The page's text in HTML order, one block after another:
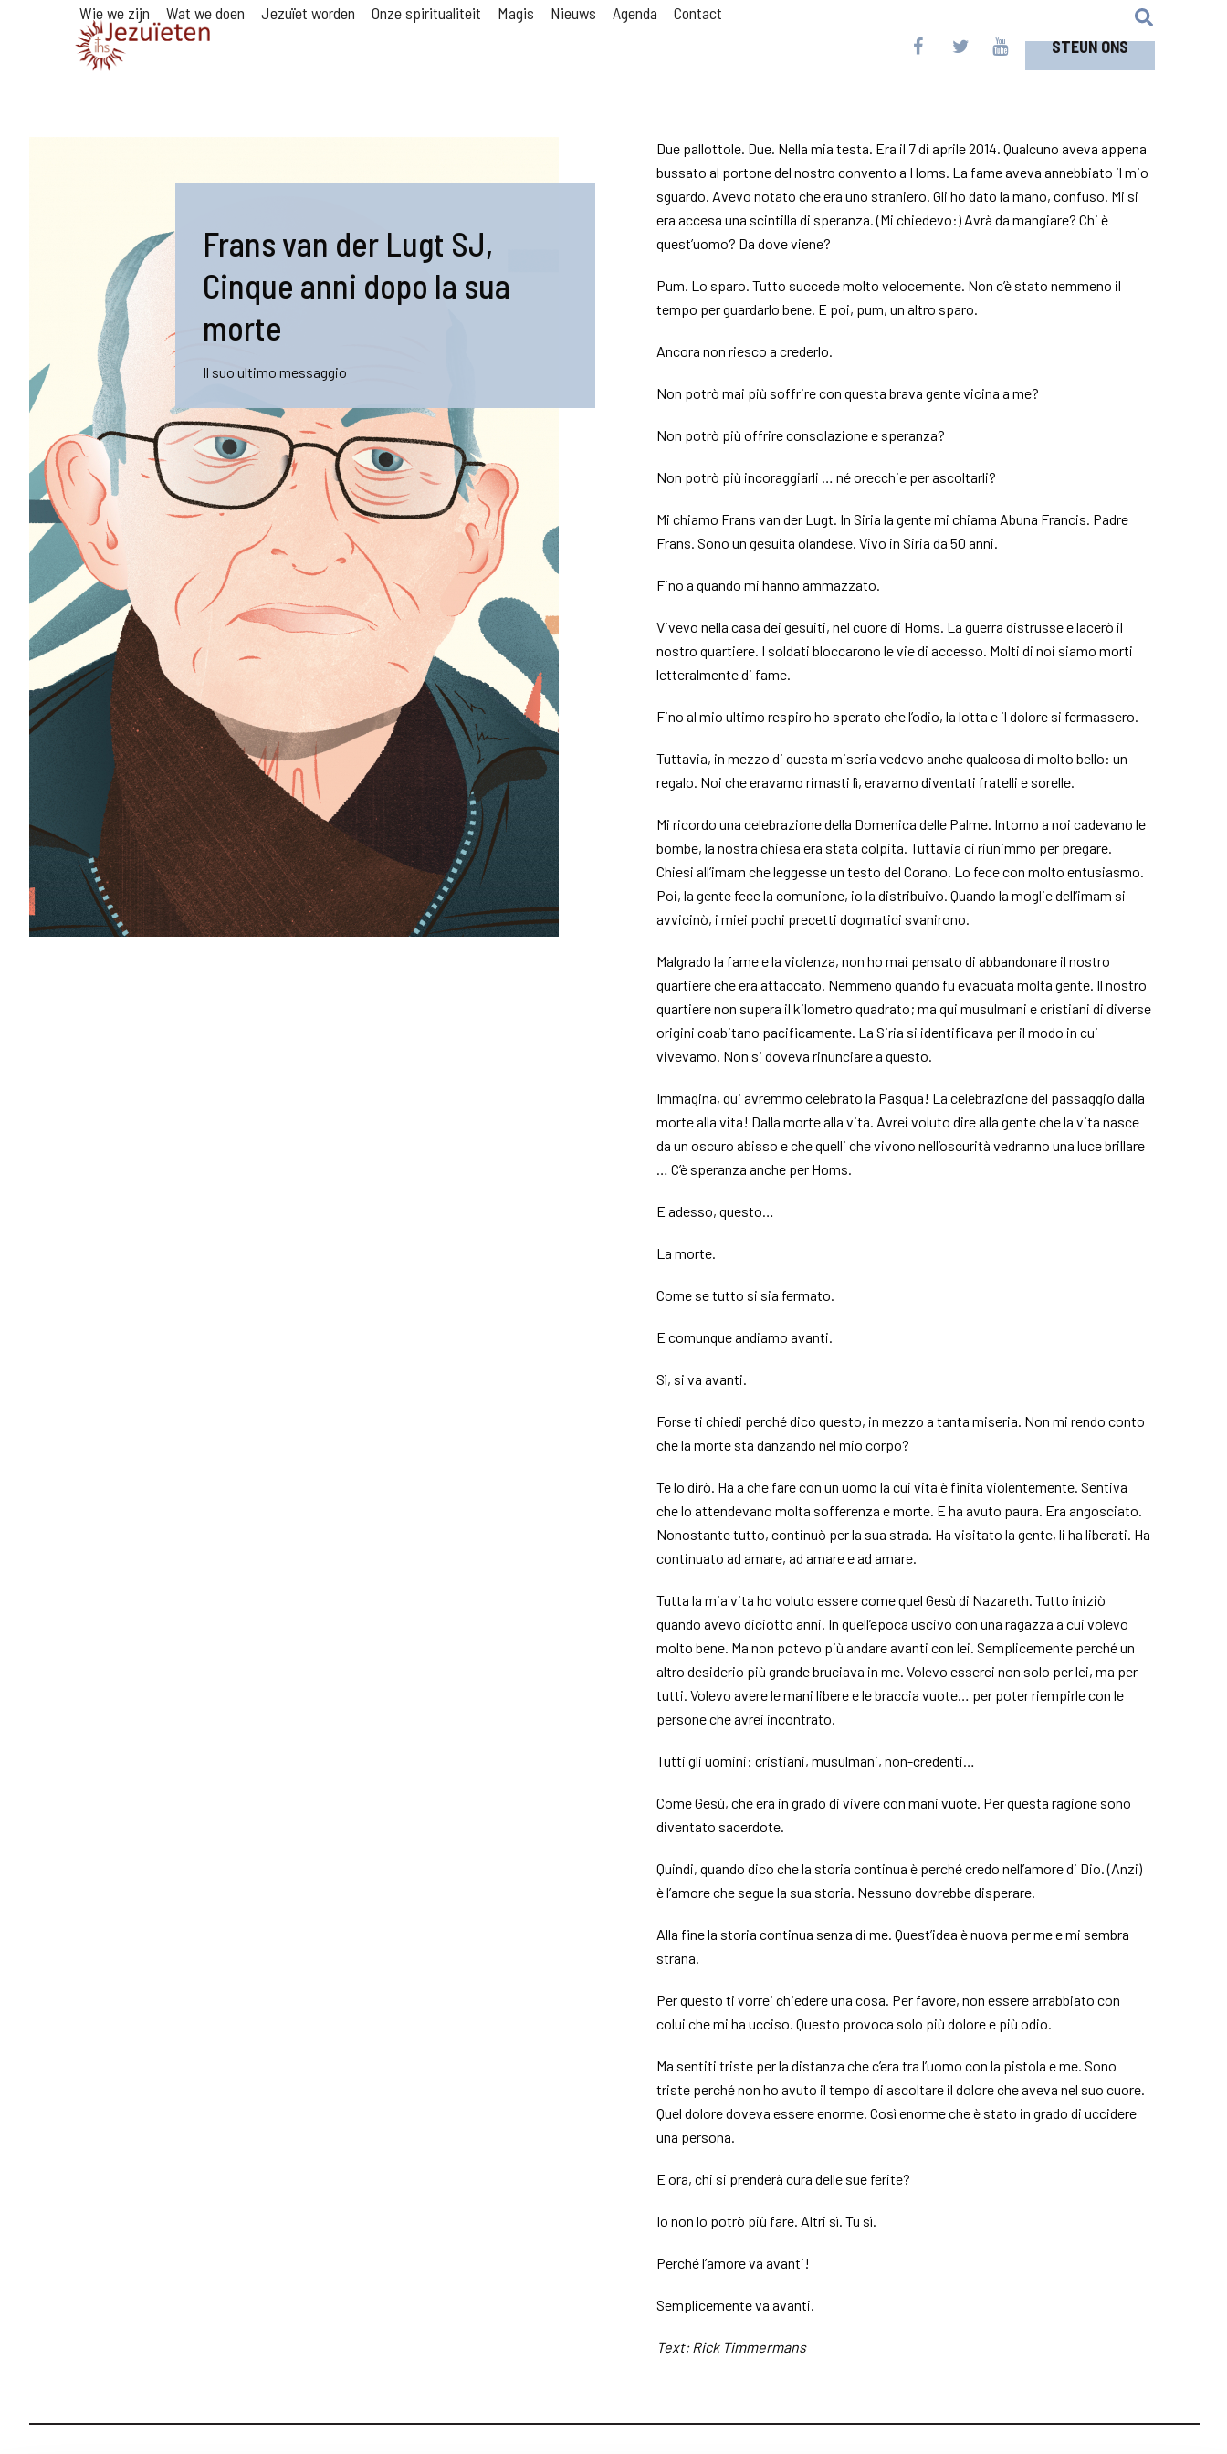
STEUN ONS
Wie we zijn Wat we doen Jezuïet worden Onze spiritualiteit Magis Nieuws Agenda Contact
Frans van der Lugt SJ,
Cinque anni dopo la sua
morte
Il suo ultimo messaggio
Due pallottole. Due. Nella mia testa. Era il 7 di aprile 2014. Qualcuno aveva appena
bussato al portone del nostro convento a Homs. La fame aveva annebbiato il mio
sguardo. Avevo notato che era uno straniero. Gli ho dato la mano, confuso. Mi si
era accesa una scintilla di speranza. (Mi chiedevo:) Avrà da mangiare? Chi è
quest’uomo? Da dove viene?
Pum. Lo sparo. Tutto succede molto velocemente. Non c’è stato nemmeno il
tempo per guardarlo bene. E poi, pum, un altro sparo.
Ancora non riesco a crederlo.
Non potrò mai più soffrire con questa brava gente vicina a me?
Non potrò più offrire consolazione e speranza?
Non potrò più incoraggiarli … né orecchie per ascoltarli?
Mi chiamo Frans van der Lugt. In Siria la gente mi chiama Abuna Francis. Padre
Frans. Sono un gesuita olandese. Vivo in Siria da 50 anni.
Fino a quando mi hanno ammazzato.
Vivevo nella casa dei gesuiti, nel cuore di Homs. La guerra distrusse e lacerò il
nostro quartiere. I soldati bloccarono le vie di accesso. Molti di noi siamo morti
letteralmente di fame.
Fino al mio ultimo respiro ho sperato che l’odio, la lotta e il dolore si fermassero.
Tuttavia, in mezzo di questa miseria vedevo anche qualcosa di molto bello: un
regalo. Noi che eravamo rimasti lì, eravamo diventati fratelli e sorelle.
Mi ricordo una celebrazione della Domenica delle Palme. Intorno a noi cadevano le
bombe, la nostra chiesa era stata colpita. Tuttavia ci riunimmo per pregare.
Chiesi all’imam che leggesse un testo del Corano. Lo fece con molto entusiasmo.
Poi, la gente fece la comunione, io la distribuivo. Quando la moglie dell’imam si
avvicinò, i miei pochi precetti dogmatici svanirono.
Malgrado la fame e la violenza, non ho mai pensato di abbandonare il nostro
quartiere che era attaccato. Nemmeno quando fu evacuata molta gente. Il nostro
quartiere non supera il kilometro quadrato; ma qui musulmani e cristiani di diverse
origini coabitano pacificamente. La Siria si identificava per il modo in cui
vivevamo. Non si doveva rinunciare a questo.
Immagina, qui avremmo celebrato la Pasqua! La celebrazione del passaggio dalla
morte alla vita! Dalla morte alla vita. Avrei voluto dire alla gente che la vita nasce
da un oscuro abisso e che quelli che vivono nell’oscurità vedranno una luce brillare
… C’è speranza anche per Homs.
E adesso, questo…
La morte.
Come se tutto si sia fermato.
E comunque andiamo avanti.
Sì, si va avanti.
Forse ti chiedi perché dico questo, in mezzo a tanta miseria. Non mi rendo conto
che la morte sta danzando nel mio corpo?
Te lo dirò. Ha a che fare con un uomo la cui vita è finita violentemente. Sentiva
che lo attendevano molta sofferenza e morte. E ha avuto paura. Era angosciato.
Nonostante tutto, continuò per la sua strada. Ha visitato la gente, li ha liberati. Ha
continuato ad amare, ad amare e ad amare.
Tutta la mia vita ho voluto essere come quel Gesù di Nazareth. Tutto iniziò
quando avevo diciotto anni. In quell’epoca uscivo con una ragazza a cui volevo
molto bene. Ma non potevo più andare avanti con lei. Semplicemente perché un
altro desiderio più grande bruciava in me. Volevo esserci non solo per lei, ma per
tutti. Volevo avere le mani libere e le braccia vuote… per poter riempirle con le
persone che avrei incontrato.
Tutti gli uomini: cristiani, musulmani, non-credenti…
Come Gesù, che era in grado di vivere con mani vuote. Per questa ragione sono
diventato sacerdote.
Quindi, quando dico che la storia continua è perché credo nell’amore di Dio. (Anzi)
è l’amore che segue la sua storia. Nessuno dovrebbe disperare.
Alla fine la storia continua senza di me. Quest’idea è nuova per me e mi sembra
strana.
Per questo ti vorrei chiedere una cosa. Per favore, non essere arrabbiato con
colui che mi ha ucciso. Questo provoca solo più dolore e più odio.
Ma sentiti triste per la distanza che c’era tra l’uomo con la pistola e me. Sono
triste perché non ho avuto il tempo di ascoltare il dolore che aveva nel suo cuore.
Quel dolore doveva essere enorme. Così enorme che è stato in grado di uccidere
una persona.
E ora, chi si prenderà cura delle sue ferite?
Io non lo potrò più fare. Altri sì. Tu sì.
Perché l’amore va avanti!
Semplicemente va avanti.
Text: Rick Timmermans